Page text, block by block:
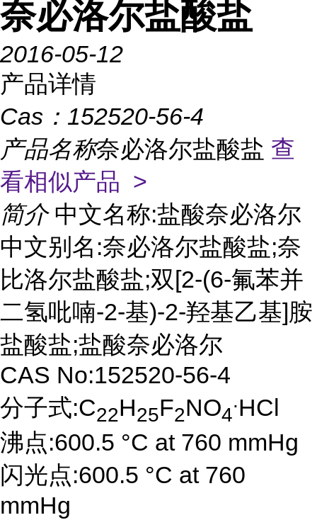
奈必洛尔盐酸盐
2016-05-12
产品详情
Cas： 152520-56-4
产品名称奈必洛尔盐酸盐 查
看相似产品 >
简介 中文名称:盐酸奈必洛尔
中文别名:奈必洛尔盐酸盐;奈
比洛尔盐酸盐;双[2-(6-氟苯并
二氢吡喃-2-基)-2-羟基乙基]胺
盐酸盐;盐酸奈必洛尔
CAS No:152520-56-4
分子式:C22H25F2NO4
.HCl
沸点:600.5 °C at 760 mmHg
闪光点:600.5 °C at 760
mmHg